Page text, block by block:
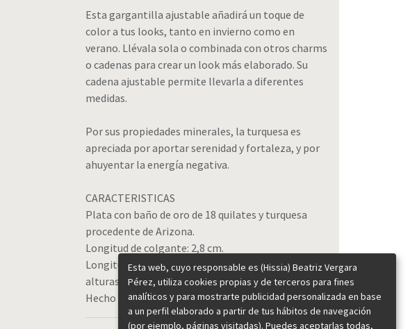
Esta gargantilla ajustable añadirá un toque de
color a tus looks, tanto en invierno como en
verano. Llévala sola o combinada con otros charms
o cadenas para crear un look más elaborado. Su
cadena ajustable permite llevarla a diferentes
medidas.
Por sus propiedades minerales, la turquesa es
apreciada por aportar serenidad y fortaleza, y por
ahuyentar la energía negativa.
CARACTERISTICAS
Plata con baño de oro de 18 quilates y turquesa
procedente de Arizona.
Longitud de colgante: 2,8 cm.
Longitud de cadena: 40-48 cm (ajustable a distintas
alturas)
Hecho en España.
Esta web, cuyo responsable es (Hissia) Beatriz Vergara
Pérez, utiliza cookies propias y de terceros para fines
analíticos y para mostrarte publicidad personalizada en base
a un perfil elaborado a partir de tus hábitos de navegación
(por ejemplo, páginas visitadas). Puedes aceptarlas todas,